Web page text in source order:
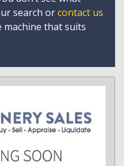
search orcontact us
machine that suits